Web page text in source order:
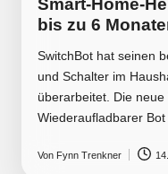
bis zu 6
SwitchBot hat seinen
und Schalter im
überarbeitet. Die
Wiederaufladbarer
Posted
Von Fynn Trenkner